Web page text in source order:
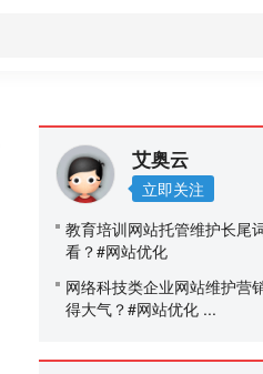
艾奥云
立即关注
教育培训网站托管维护长尾
看？#网站优化
网络科技类企业网站维护营
得大气？#网站优化 ...